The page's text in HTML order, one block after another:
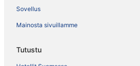
Sovellus
Mainosta sivuillamme
Tutustu